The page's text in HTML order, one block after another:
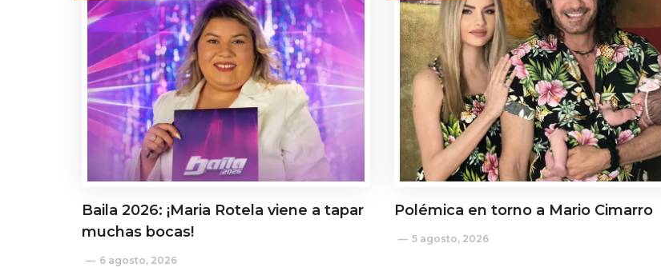
Baila 2026: ¡Maria Rotela viene a tapar
muchas bocas!
6 agosto, 2026
Polémica en torno a Mario Cimarro
5 agosto, 2026